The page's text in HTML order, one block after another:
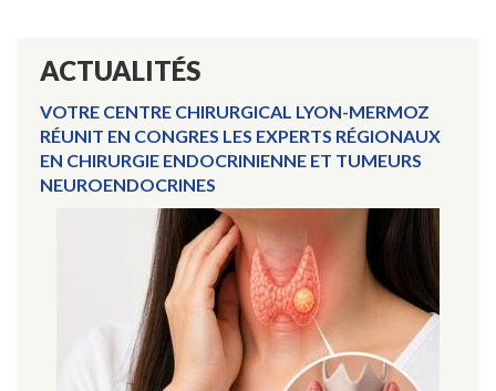
ACTUALITÉS
VOTRE CENTRE CHIRURGICAL LYON-MERMOZ
RÉUNIT EN CONGRES LES EXPERTS RÉGIONAUX
EN CHIRURGIE ENDOCRINIENNE ET TUMEURS
NEUROENDOCRINES